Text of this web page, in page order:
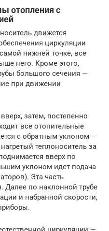
отопления с
движется
циркуляции
нижней точке, все
него. Кроме этого,
большого сечения —
при движении
затем, постепенно
все отопительные
с обратным уклоном —
теплоноситель за
вверх по
уклоном идет подача
Эта часть
Далее по наклонной трубе
и набранной скорости,